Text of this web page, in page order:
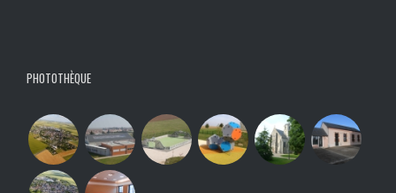
PHOTOTHÈQUE